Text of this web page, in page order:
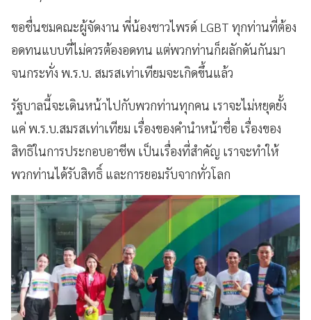
ขอชื่นชมคณะผู้จัดงาน พี่น้องชาวไพรด์ LGBT ทุกท่านที่ต้อง
อดทนแบบที่ไม่ควรต้องอดทน แต่พวกท่านก็ผลักดันกันมา
จนกระทั่ง พ.ร.บ. สมรสเท่าเทียมจะเกิดขึ้นแล้ว
รัฐบาลนี้จะเดินหน้าไปกับพวกท่านทุกคน เราจะไม่หยุดยั้ง
แค่ พ.ร.บ.สมรสเท่าเทียม เรื่องของคำนำหน้าชื่อ เรื่องของ
สิทธิในการประกอบอาชีพ เป็นเรื่องที่สำคัญ เราจะทำให้
พวกท่านได้รับสิทธิ์ และการยอมรับจากทั่วโลก